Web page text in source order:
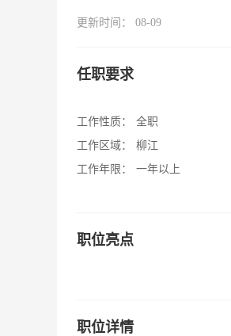
更新时间： 08-09
任职要求
工作性质：
全职
工作区域：
柳江
工作年限：
一年以上
职位亮点
职位详情